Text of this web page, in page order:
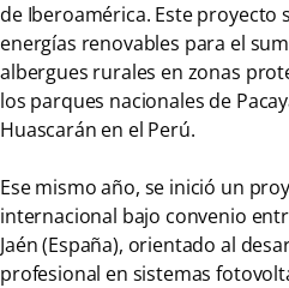
de Iberoamérica. Este proyecto
energías renovables para el
albergues rurales en zonas
los parques nacionales de
Huascarán en el Perú.
Ese mismo año, se inició un
internacional bajo convenio
Jaén (España), orientado al
profesional en sistemas